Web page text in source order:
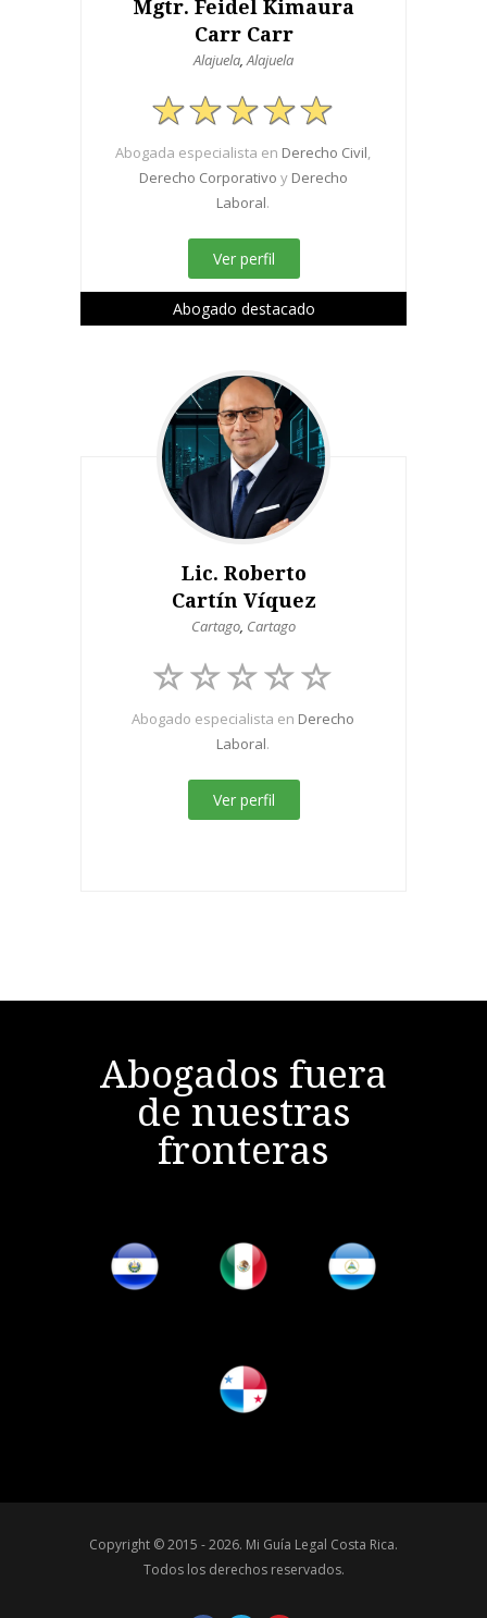
Mgtr. Feidel Kimaura
Carr Carr
Alajuela,Alajuela
Abogada especialista en Derecho Civil,
Derecho Corporativo y Derecho
Laboral.
Ver perfil
Abogado destacado
Lic. Roberto
Cartín Víquez
Cartago, Cartago
Abogado especialista en Derecho
Laboral.
Ver perfil
Abogados fuera
de nuestras
fronteras
Copyright © 2015 - 2026. Mi Guía Legal Costa Rica.
Todos los derechos reservados.